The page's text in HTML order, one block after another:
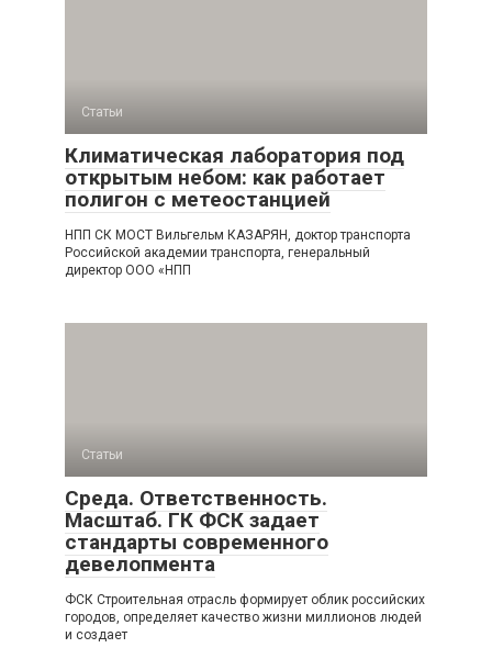
Статьи
Климатическая лаборатория под
открытым небом: как работает
полигон с метеостанцией
НПП СК МОСТ Вильгельм КАЗАРЯН, доктор транспорта
Российской академии транспорта, генеральный
директор ООО «НПП
Статьи
Среда. Ответственность.
Масштаб. ГК ФСК задает
стандарты современного
девелопмента
ФСК Строительная отрасль формирует облик российских
городов, определяет качество жизни миллионов людей
и создает